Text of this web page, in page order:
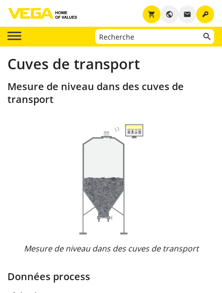
key
email
public
shopping_cart
Cuves de transport
Mesure de niveau dans des cuves de
transport
Mesure de niveau dans des cuves de transport
Données process